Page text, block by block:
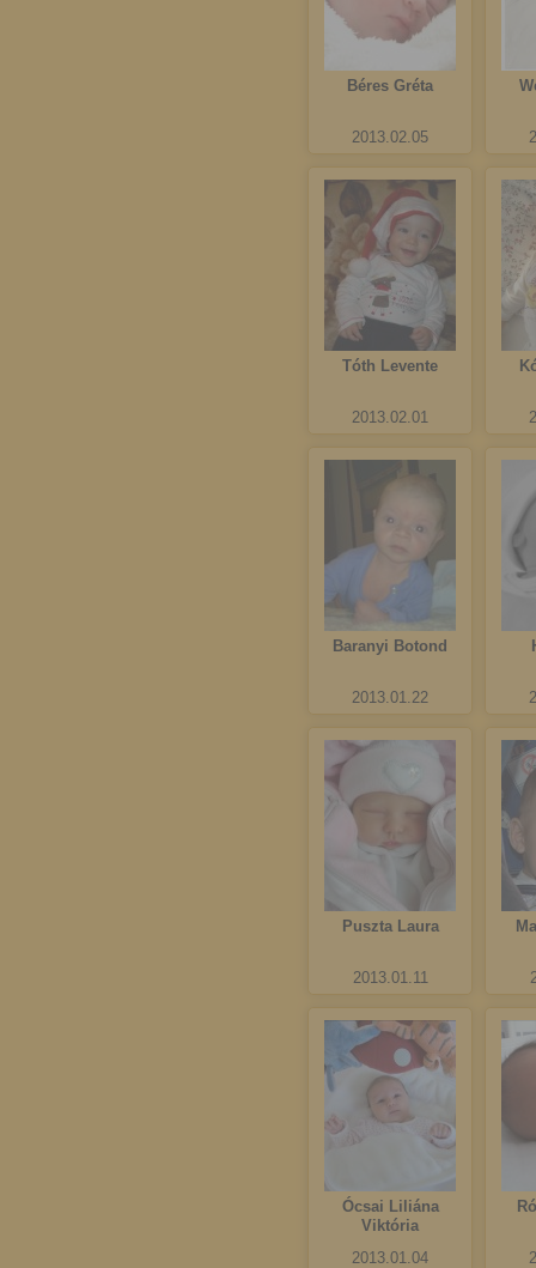
Béres Gréta
2013.02.05
Tóth Levente
2013.02.01
Baranyi Botond
2013.01.22
Puszta Laura
2013.01.11
Ócsai Liliána
Viktória
2013.01.04